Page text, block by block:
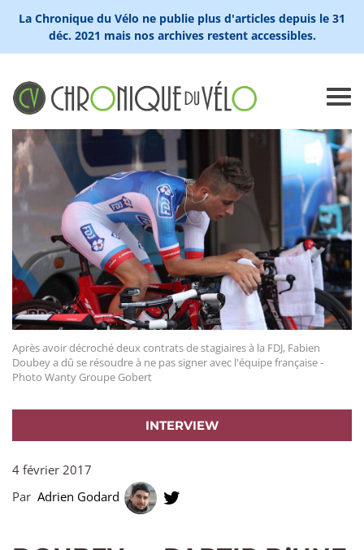
La Chronique du Vélo ne publie plus d'articles depuis le 31
déc. 2021 mais nos archives restent accessibles.
Après avoir décroché deux contrats de stagiaires à la FDJ, Fabien
Doubey a dû se résoudre à ne pas signer avec l'équipe française -
Photo Wanty Groupe Gobert
INTERVIEW
4 février 2017
Par Adrien Godard